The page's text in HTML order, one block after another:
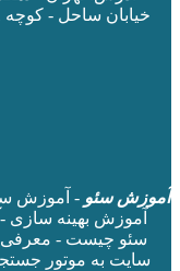
خیابان ساحل - کوچه 51 - پلاک 39 - طبقه اول
آموزش سئو - آموزش
آموزش بهینه سازی
سایت به موتور